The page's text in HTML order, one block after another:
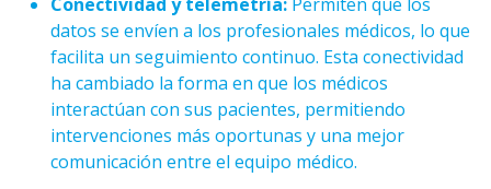
datos se envíen a los profesionales médicos, lo que
facilita un seguimiento continuo. Esta conectividad
ha cambiado la forma en que los médicos
interactúan con sus pacientes, permitiendo
intervenciones más oportunas y una mejor
comunicación entre el equipo médico.